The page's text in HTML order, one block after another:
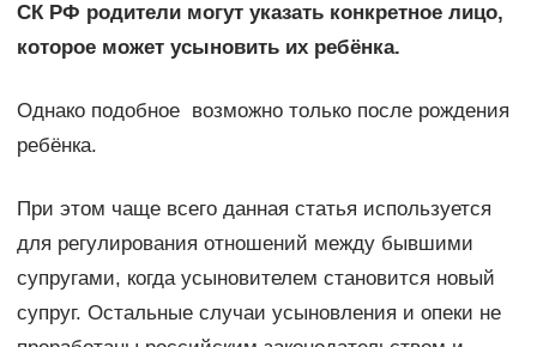
СК РФ родители могут указать конкретное лицо,
которое может усыновить их ребёнка.
Однако подобное возможно только после рождения
ребёнка.
При этом чаще всего данная статья используется
для регулирования отношений между бывшими
супругами, когда усыновителем становится новый
супруг. Остальные случаи усыновления и опеки не